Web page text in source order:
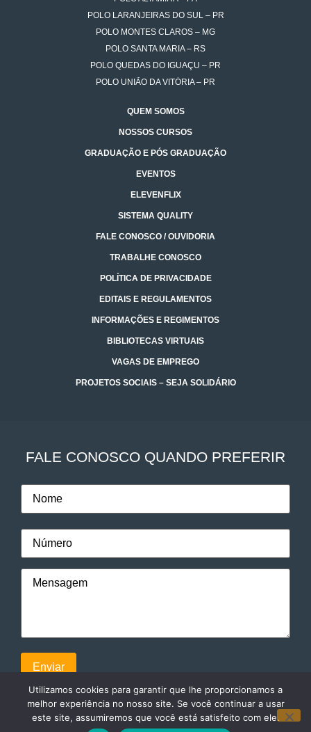
POLO LARANJEIRAS DO SUL – PR
POLO MONTES CLAROS – MG
POLO SANTA MARIA – RS
POLO QUEDAS DO IGUAÇU – PR
POLO UNIÃO DA VITÓRIA – PR
QUEM SOMOS
NOSSOS CURSOS
GRADUAÇÃO E PÓS GRADUAÇÃO
EVENTOS
ELEVENFLIX
SISTEMA QUALITY
FALE CONOSCO / OUVIDORIA
TRABALHE CONOSCO
POLÍTICA DE PRIVACIDADE
EDITAIS E REGULAMENTOS
INFORMAÇÕES E REGIMENTOS
BIBLIOTECAS VIRTUAIS
VAGAS DE EMPREGO
PROJETOS SOCIAIS – SEJA SOLIDÁRIO
FALE CONOSCO QUANDO PREFERIR
Utilizamos cookies para garantir que lhe proporcionamos a
melhor experiência no nosso site. Se você continuar a usar
este site, assumiremos que você está satisfeito com ele.